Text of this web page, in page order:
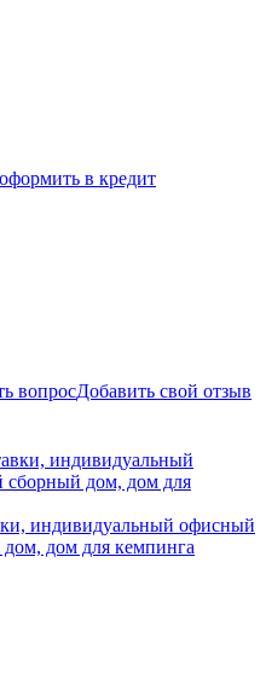
в кредит
вопросДобавить свой отзыв
индивидуальный офисный
дом для кемпинга